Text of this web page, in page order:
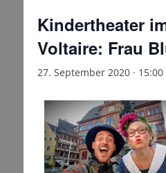
Kindertheater
Voltaire: Frau
27. September 2020 · 15:00